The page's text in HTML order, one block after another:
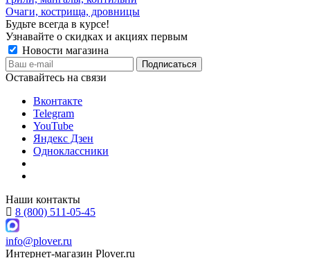
Очаги, кострища, дровницы
Будьте всегда в курсе!
Узнавайте о скидках и акциях первым
Новости магазина
Оставайтесь на связи
Вконтакте
Telegram
YouTube
Яндекс Дзен
Одноклассники
Наши контакты
8 (800) 511-05-45
info@plover.ru
Интернет-магазин Plover.ru